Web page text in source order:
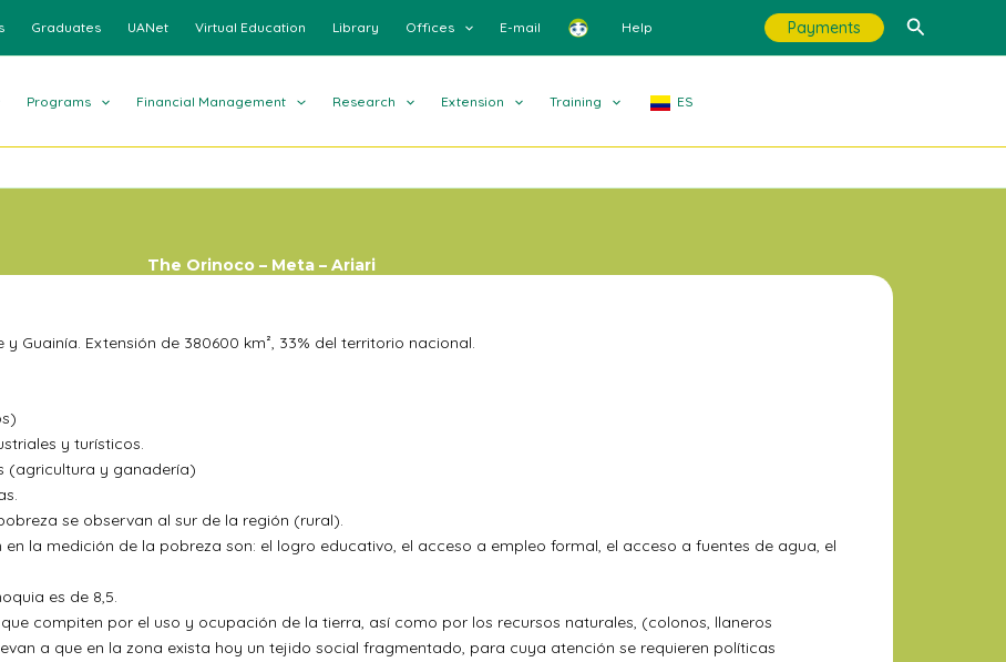
Graduates UANet Virtual Education Library Offices E-mail Help Payments Search
Programs Financial Management Research Extension Training ES
The Orinoco – Meta – Ariari
Guainía. Extensión de 380600 km², 33% del territorio nacional.
y turísticos.
(agricultura y ganadería)
se observan al sur de la región (rural).
la medición de la pobreza son: el logro educativo, el acceso a empleo formal, el acceso a fuentes de agua, el
es de 8,5.
compiten por el uso y ocupación de la tierra, así como por los recursos naturales, (colonos, llaneros
a que en la zona exista hoy un tejido social fragmentado, para cuya atención se requieren políticas